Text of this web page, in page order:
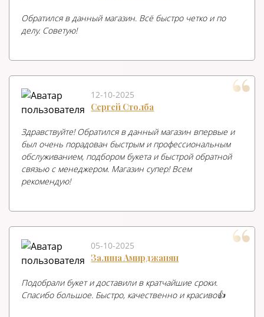
Обратился в данный магазин. Всё быстро четко и по
делу. Советую!
12-10-2025
Сергей Столба
Здравствуйте! Обратился в данный магазин впервые и
был очень порадован быстрым и профессиональным
обслуживанием, подбором букета и быстрой обратной
связью с менеджером. Магазин супер! Всем
рекомендую!
05-10-2025
Залина Амирджанян
Подобрали букет и доставили в кратчайшие сроки.
Спасибо большое. Быстро, качественно и красиво👍